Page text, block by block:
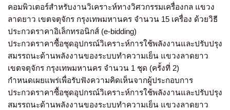
คอมพิวเตอร์สำหรับงานวิเคราะห์ทางวิศวกรรมเครื่องกล แขวง
ลาดยาว เขตจตุจักร กรุงเทพมหานคร จำนวน 15 เครื่อง ด้วยวิธี
ประกวดราคาอิเล็กทรอนิกส์ (e-bidding)
ประกวดราคาซื้อชุดอุปกรณ์วิเคราะห์การใช้พลังงานและปรับปรุง
สมรรถนะด้านพลังงานของระบบทำความเย็น แขวงลาดยาว
เขตจตุจักร กรุงเทพมหานคร จำนวน 1 ชุด (ครั้งที่ 2)
กำหนดเผยแพร่เพื่อรับฟังความคิดเห็นจากผู้ประกอบการ
ประกวดราคาซื้อชุดอุปกรณ์วิเคราะห์การใช้พลังงานและปรับปรุง
สมรรถนะด้านพลังงานของระบบทำความเย็น แขวงลาดยาว